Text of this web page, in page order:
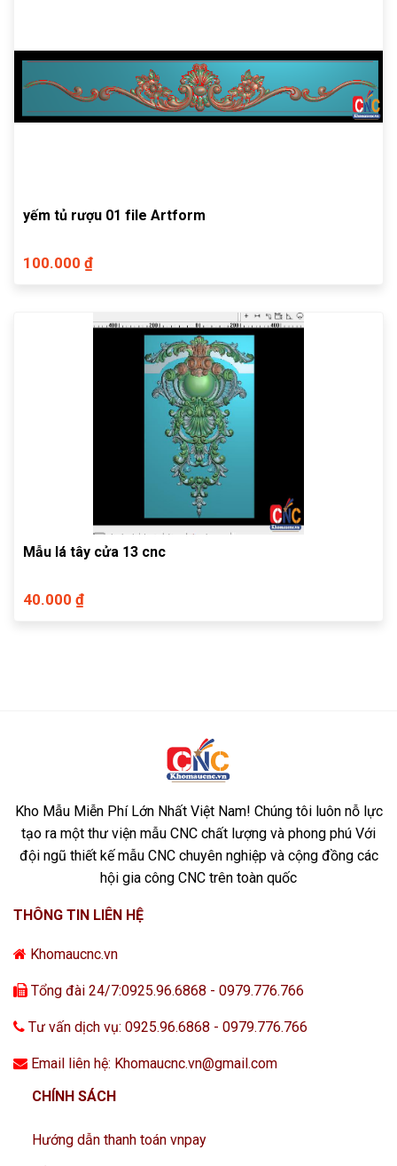
yếm tủ rượu 01 file Artform
100.000 ₫
Mẫu lá tây cửa 13 cnc
40.000 ₫
Kho Mẫu Miễn Phí Lớn Nhất Việt Nam! Chúng tôi luôn nỗ lực
tạo ra một thư viện mẫu CNC chất lượng và phong phú Với
đội ngũ thiết kế mẫu CNC chuyên nghiệp và cộng đồng các
hội gia công CNC trên toàn quốc
THÔNG TIN LIÊN HỆ
Khomaucnc.vn
Tổng đài 24/7:0925.96.6868 - 0979.776.766
Tư vấn dịch vụ: 0925.96.6868 - 0979.776.766
Email liên hệ: Khomaucnc.vn@gmail.com
CHÍNH SÁCH
Hướng dẫn thanh toán vnpay